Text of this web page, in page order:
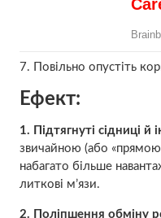
7. Повільно опустіть
Ефект:
1. Підтягнуті сідниці й
звичайною (або
набагато більше
литкові м’язи.
2. Поліпшення обміну